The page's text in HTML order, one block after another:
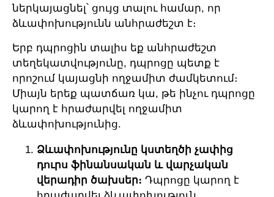
ներկայացնել՝ ցույց տալու համար, որ
ձևափոխությունն անհրաժեշտ է։
Երբ դպրոցին տալիս եք անհրաժեշտ
տեղեկատվությունը, դպրոցը պետք է
որոշում կայացնի ողջամիտ ժամկետում։
Միայն երեք պատճառ կա, թե ինչու դպրոցը
կարող է հրաժարվել ողջամիտ
ձևափոխությունից.
Ձևափոխությունը կստեղծի չափից
դուրս ֆինանսական և վարչական
վերադիր ծախսեր։ Դպրոցը կարող է